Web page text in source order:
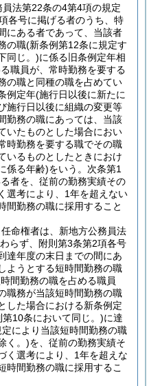
法第22条の4第4項の規定
各号に掲げる者のうち、特
にある者であって、当該者
の職(新条例第12条に規定す
同じ。)に係る旧条例定年相
職員が、常時勤務を要する
の職と同種の職を占めてい
例定年(施行日以後に新たに
施行日以後に組織の変更等
勤務の職にあっては、当該
いたものとした場合におい
時勤務を要する職でその職
いるものとしたときにおけ
係る年齢)をいう。次条第1
者を、従前の勤務実績その
選考により、1年を超えない
間勤務の職に採用すること
命権者は、新地方公務員法
らず、附則第3条第2項各号
達年度の末日までの間にあ
ようとする短時間勤務の職
間勤務の職を占める職員
職務が当該短時間勤務の職
した場合における新条例定
10条において同じ。)に達
により当該短時間勤務の職
く。)を、従前の勤務実績そ
く選考により、1年を超えな
時間勤務の職に採用するこ